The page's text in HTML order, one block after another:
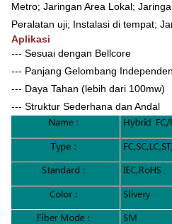
Metro; Jaringan Area Lokal;
Peralatan uji; Instalasi di tempat;
Aplikasi
--- Sesuai dengan Bellcore
--- Panjang Gelombang
--- Daya Tahan (lebih dari 100mw)
--- Struktur Sederhana dan Andal